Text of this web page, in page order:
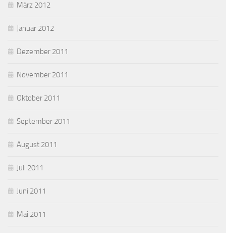
März 2012
Januar 2012
Dezember 2011
November 2011
Oktober 2011
September 2011
August 2011
Juli 2011
Juni 2011
Mai 2011